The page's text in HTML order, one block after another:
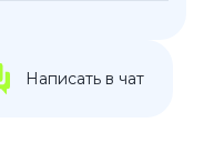
Написать в чат